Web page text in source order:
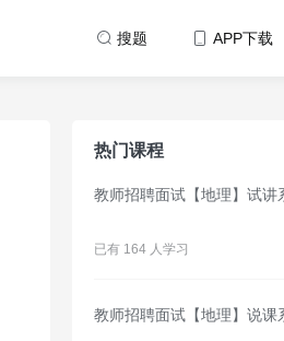
搜题 APP下载
热门课程
教师招聘面试【地理】试讲
已有 164 人学习
教师招聘面试【地理】说课